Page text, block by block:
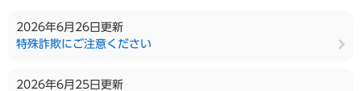
2026年6月26日更新
特殊詐欺にご注意ください
2026年6月25日更新